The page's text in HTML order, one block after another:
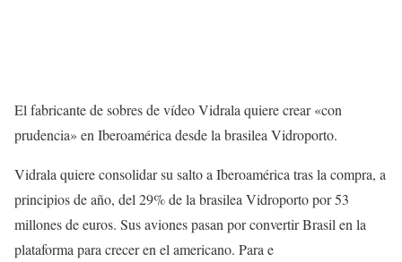
El fabricante de sobres de vídeo Vidrala quiere crear «con
prudencia» en Iberoamérica desde la brasilea Vidroporto.
Vidrala quiere consolidar su salto a Iberoamérica tras la compra, a
principios de año, del 29% de la brasilea Vidroporto por 53
millones de euros. Sus aviones pasan por convertir Brasil en la
plataforma para crecer en el americano. Para e